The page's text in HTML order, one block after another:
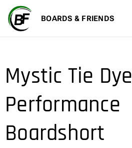
BOARDS & FRIENDS
Mystic Tie Dye
Performance
Boardshort